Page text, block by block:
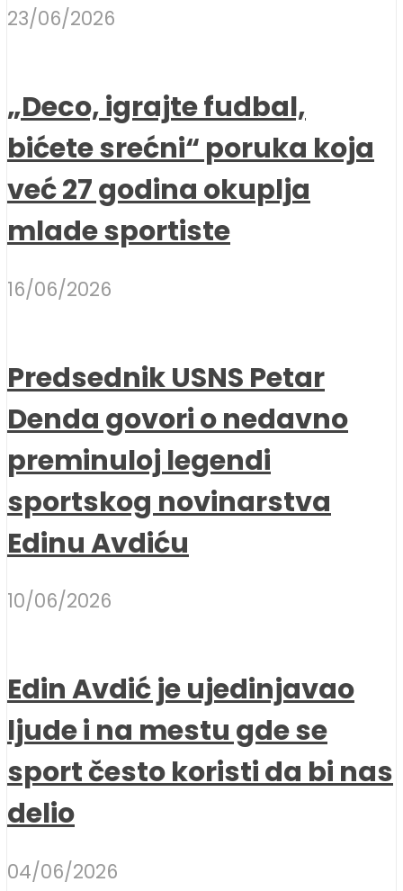
23/06/2026
„Deco, igrajte fudbal,
bićete srećni“ poruka koja
već 27 godina okuplja
mlade sportiste
16/06/2026
Predsednik USNS Petar
Denda govori o nedavno
preminuloj legendi
sportskog novinarstva
Edinu Avdiću
10/06/2026
Edin Avdić je ujedinjavao
ljude i na mestu gde se
sport često koristi da bi nas
delio
04/06/2026